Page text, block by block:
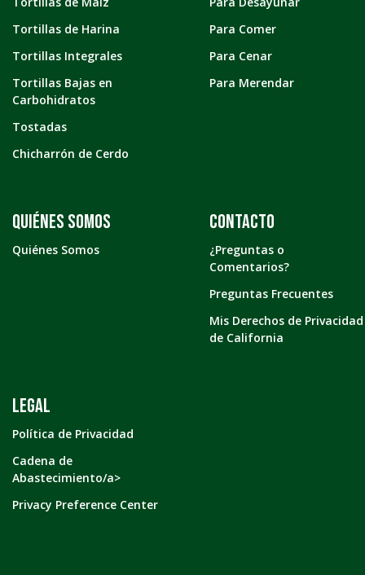
Tortillas de Harina
Tortillas Integrales
Tortillas Bajas en
Carbohidratos
Tostadas
Chicharrón de Cerdo
Para Comer
Para Cenar
Para Merendar
Quiénes somos
Quiénes Somos
Contacto
¿Preguntas o
Comentarios?
Preguntas Frecuentes
Mis Derechos de Privacidad
de California
LEGAL
Política de Privacidad
Cadena de
Abastecimiento/a>
Privacy Preference Center